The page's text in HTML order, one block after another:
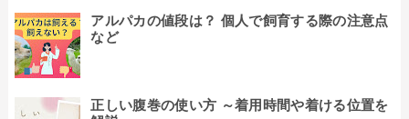
アルパカの値段は？ 個人で飼育する際の注意点
など
正しい腹巻の使い方 ～着用時間や着ける位置を